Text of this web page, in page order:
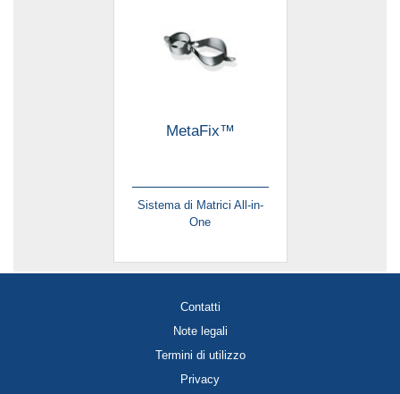
MetaFix™
Sistema di Matrici All-in-
One
Contatti
Note legali
Termini di utilizzo
Privacy